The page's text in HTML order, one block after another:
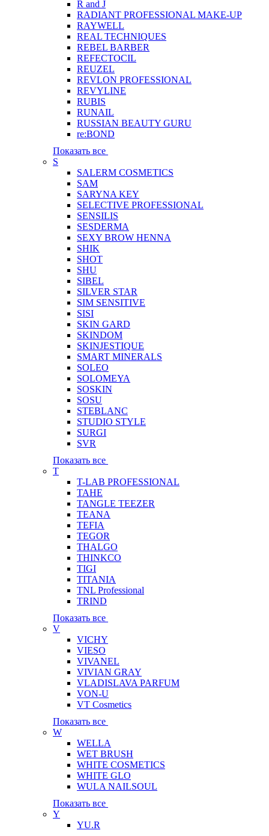
R and J
RADIANT PROFESSIONAL MAKE-UP
RAYWELL
REAL TECHNIQUES
REBEL BARBER
REFECTOCIL
REUZEL
REVLON PROFESSIONAL
REVYLINE
RUBIS
RUNAIL
RUSSIAN BEAUTY GURU
re:BOND
Показать все
S
SALERM COSMETICS
SAM
SARYNA KEY
SELECTIVE PROFESSIONAL
SENSILIS
SESDERMA
SEXY BROW HENNA
SHIK
SHOT
SHU
SIBEL
SILVER STAR
SIM SENSITIVE
SISI
SKIN GARD
SKINDOM
SKINJESTIQUE
SMART MINERALS
SOLEO
SOLOMEYA
SOSKIN
SOSU
STEBLANC
STUDIO STYLE
SURGI
SVR
Показать все
T
T-LAB PROFESSIONAL
TAHE
TANGLE TEEZER
TEANA
TEFIA
TEGOR
THALGO
THINKCO
TIGI
TITANIA
TNL Professional
TRIND
Показать все
V
VICHY
VIESO
VIVANEL
VIVIAN GRAY
VLADISLAVA PARFUM
VON-U
VT Cosmetics
Показать все
W
WELLA
WET BRUSH
WHITE COSMETICS
WHITE GLO
WULA NAILSOUL
Показать все
Y
YU.R